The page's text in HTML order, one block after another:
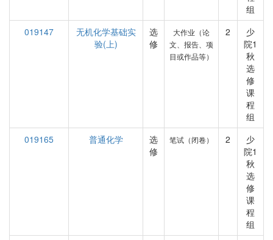
组
019147
无机化学基础实
验(上)
选
修
大作业（论
文、报告、项
目或作品等）
2
少
院1
秋
选
修
课
程
组
019165
普通化学
选
修
笔试（闭卷） 2
少
院1
秋
选
修
课
程
组